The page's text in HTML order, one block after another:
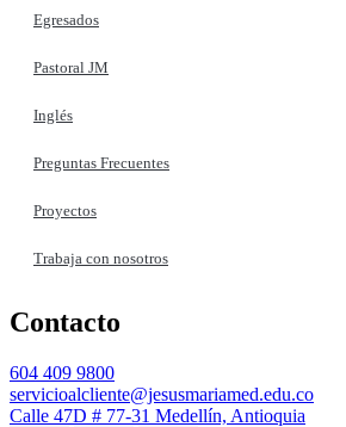
Egresados
Pastoral JM
Inglés
Preguntas Frecuentes
Proyectos
Trabaja con nosotros
Contacto
604 409 9800
servicioalcliente@jesusmariamed.edu.co
Calle 47D # 77-31 Medellín, Antioquia